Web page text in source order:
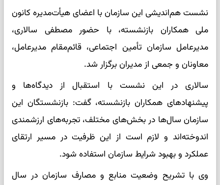
نشست هم‌اندیشی این سازمان با اعضای هیأت‌مدیره کانون
ملی همکاران بازنشسته، با حضور مصطفی سالاری،
مدیرعامل سازمان تأمین اجتماعی، قائم‌مقام مدیرعامل،
معاونان و جمعی از مدیران برگزار شد.
سالاری در این نشست با استقبال از دیدگاه‌ها و
پیشنهاد‌های همکاران بازنشسته، گفت: بازنشستگان این
سازمان سال‌ها در بخش‌های مختلف، تجربه‌های ارزشمندی
اندوخته‌اند و لازم است از این ظرفیت در مسیر ارتقای
عملکرد و بهبود شرایط سازمان استفاده شود.
وی با تشریح وضعیت منابع و مصارف سازمان در سال